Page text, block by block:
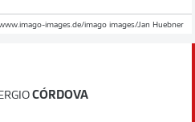
images.de/imago images/Jan Huebner
CÓRDOVA